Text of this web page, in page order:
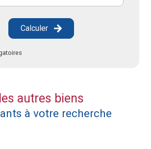
Calculer
autres biens
à votre recherche